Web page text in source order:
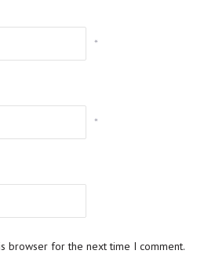
*
*
browser for the next time I comment.